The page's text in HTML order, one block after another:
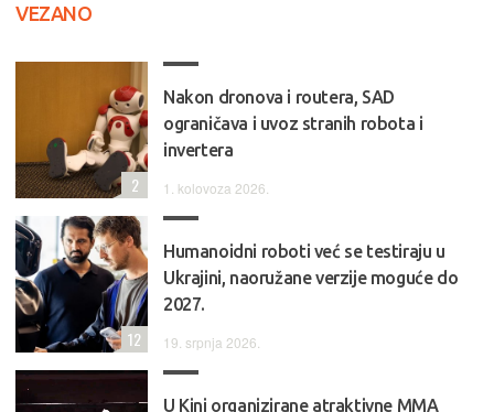
VEZANO
Nakon dronova i routera, SAD
ograničava i uvoz stranih robota i
invertera
1. kolovoza 2026.
2
Humanoidni roboti već se testiraju u
Ukrajini, naoružane verzije moguće do
2027.
19. srpnja 2026.
12
U Kini organizirane atraktivne MMA